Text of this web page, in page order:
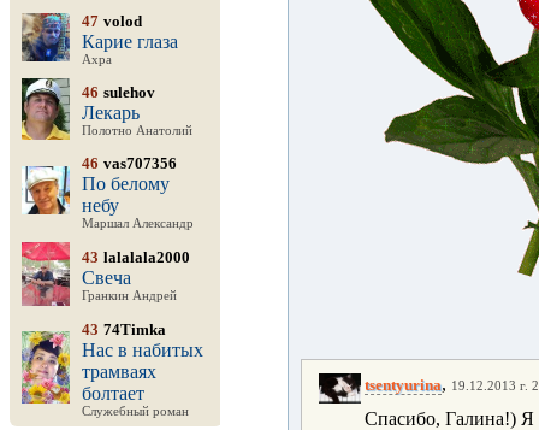
47 volod
Карие глаза
Ахра
46 sulehov
Лекарь
Полотно Анатолий
46 vas707356
По белому
небу
Маршал Александр
43 lalalala2000
Свеча
Гранкин Андрей
43 74Timka
Нас в набитых
трамваях
болтает
Служебный роман
tsentyurina, 19.12.2013 г.
Спасибо, Галина!) Я